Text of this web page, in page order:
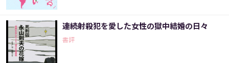
連続射殺犯を愛した女性の獄中結婚の日々
書評